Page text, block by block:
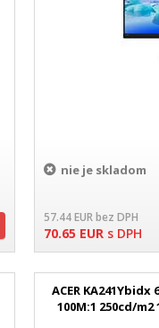
nie je skladom
57.44EURbez DPH
70.65 EUR s DPH
ACER KA241Ybidx
100M:1 250cd/m2